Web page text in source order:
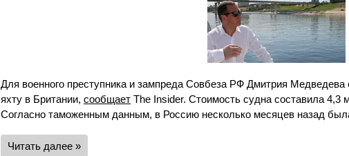
Для военного преступника и зампреда Совбеза РФ Дмитрия
яхту в Британии, сообщает The Insider. Стоимость судна составила 4,3
Согласно таможенным данным, в Россию несколько месяцев назад
Читать далее »